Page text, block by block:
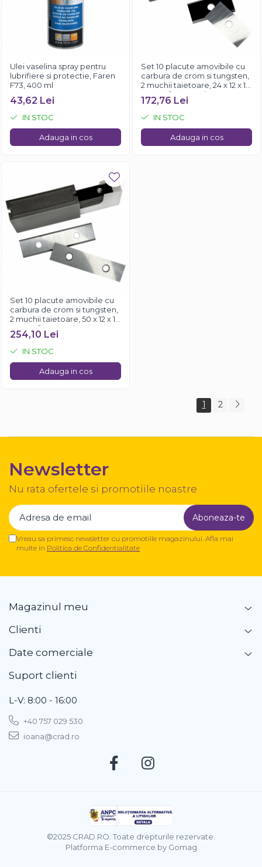
Ulei vaselina spray pentru
lubrifiere si protectie, Faren
F73, 400 ml
43,62 Lei
IN STOC
Adauga in cos
Set 10 placute amovibile cu
carbura de crom si tungsten,
2 muchii taietoare, 24 x 12 x 1.5
mm, 35°, Kannenberg
172,76 Lei
IN STOC
Adauga in cos
Set 10 placute amovibile cu
carbura de crom si tungsten,
2 muchii taietoare, 50 x 12 x 1.5
mm, 35°, Kannenberg
254,10 Lei
IN STOC
Adauga in cos
1 2
Newsletter
Nu rata ofertele si promotiile noastre
Vreau sa primesc newsletter cu promotiile magazinului. Afla mai
multe in Politica de Confidentialitate
Magazinul meu
Clienti
Date comerciale
Suport clienti
L-V: 8:00 - 16:00
+40 757 029 530
ioana@crad.ro
©2025 CRAD RO. Toate drepturile rezervate.
Platforma E-commerce by Gomag